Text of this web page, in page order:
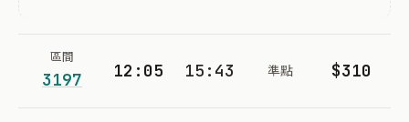
區間
3197 12:05 15:43 準點 $310